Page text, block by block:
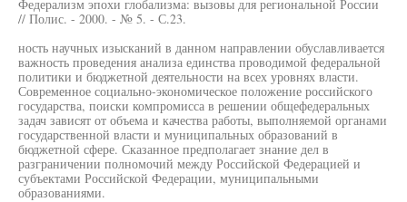
Федерализм эпохи глобализма: вызовы для региональной России
// Полис. - 2000. - № 5. - С.23.
ность научных изысканий в данном направлении обуславливается
важность проведения анализа единства проводимой федеральной
политики и бюджетной деятельности на всех уровнях власти.
Современное социально-экономическое положение российского
государства, поиски компромисса в решении общефедеральных
задач зависят от объема и качества работы, выполняемой органами
государственной власти и муниципальных образований в
бюджетной сфере. Сказанное предполагает знание дел в
разграничении полномочий между Российской Федерацией и
субъектами Российской Федерации, муниципальными
образованиями.